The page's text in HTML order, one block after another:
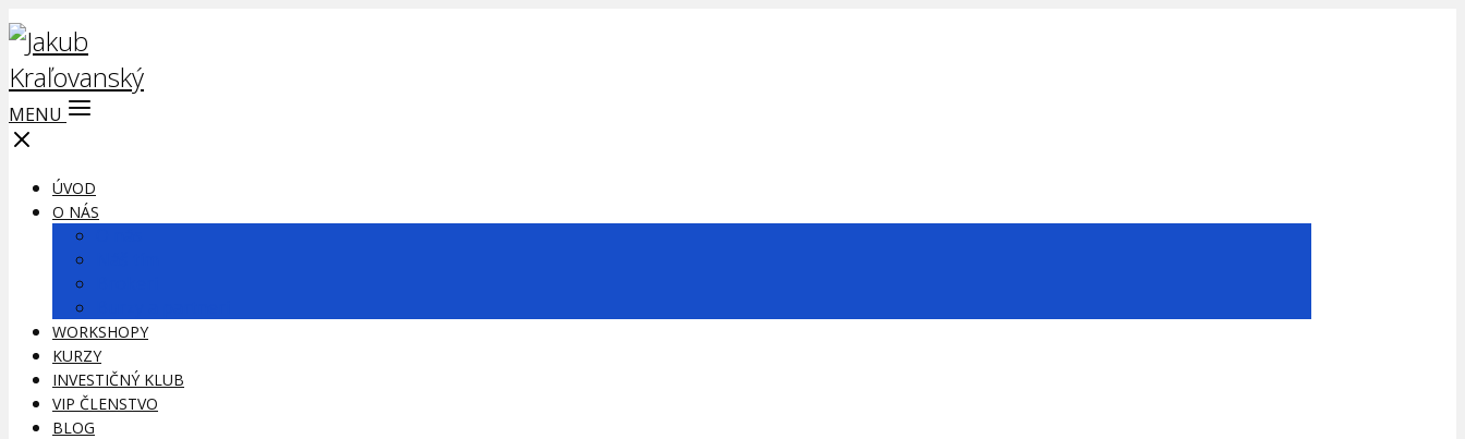
MENU
ÚVOD
O NÁS
WORKSHOPY
KURZY
INVESTIČNÝ KLUB
VIP ČLENSTVO
BLOG